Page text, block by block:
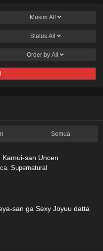
Musim All
Status All
Order by All
Semua
san Uncen
, Supernatural
san ga Sexy Joyuu datta